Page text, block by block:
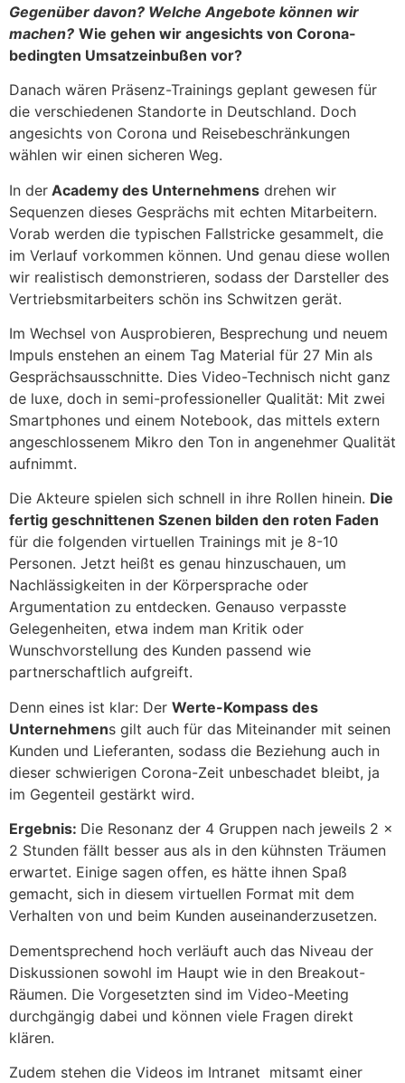
Gegenüber davon? Welche Angebote können wir
machen? Wie gehen wir angesichts von Corona-
bedingten Umsatzeinbußen vor?
Danach wären Präsenz-Trainings geplant gewesen für
die verschiedenen Standorte in Deutschland. Doch
angesichts von Corona und Reisebeschränkungen
wählen wir einen sicheren Weg.
In der Academy des Unternehmens drehen wir
Sequenzen dieses Gesprächs mit echten Mitarbeitern.
Vorab werden die typischen Fallstricke gesammelt, die
im Verlauf vorkommen können. Und genau diese wollen
wir realistisch demonstrieren, sodass der Darsteller des
Vertriebsmitarbeiters schön ins Schwitzen gerät.
Im Wechsel von Ausprobieren, Besprechung und neuem
Impuls enstehen an einem Tag Material für 27 Min als
Gesprächsausschnitte. Dies Video-Technisch nicht ganz
de luxe, doch in semi-professioneller Qualität: Mit zwei
Smartphones und einem Notebook, das mittels extern
angeschlossenem Mikro den Ton in angenehmer Qualität
aufnimmt.
Die Akteure spielen sich schnell in ihre Rollen hinein. Die
fertig geschnittenen Szenen bilden den roten Faden
für die folgenden virtuellen Trainings mit je 8-10
Personen. Jetzt heißt es genau hinzuschauen, um
Nachlässigkeiten in der Körpersprache oder
Argumentation zu entdecken. Genauso verpasste
Gelegenheiten, etwa indem man Kritik oder
Wunschvorstellung des Kunden passend wie
partnerschaftlich aufgreift.
Denn eines ist klar: Der Werte-Kompass des
Unternehmens gilt auch für das Miteinander mit seinen
Kunden und Lieferanten, sodass die Beziehung auch in
dieser schwierigen Corona-Zeit unbeschadet bleibt, ja
im Gegenteil gestärkt wird.
Ergebnis: Die Resonanz der 4 Gruppen nach jeweils 2 x
2 Stunden fällt besser aus als in den kühnsten Träumen
erwartet. Einige sagen offen, es hätte ihnen Spaß
gemacht, sich in diesem virtuellen Format mit dem
Verhalten von und beim Kunden auseinanderzusetzen.
Dementsprechend hoch verläuft auch das Niveau der
Diskussionen sowohl im Haupt wie in den Breakout-
Räumen. Die Vorgesetzten sind im Video-Meeting
durchgängig dabei und können viele Fragen direkt
klären.
Zudem stehen die Videos im Intranet mitsamt einer